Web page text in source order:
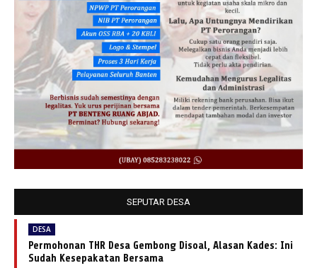
SEPUTAR DESA
DESA
Permohonan THR Desa Gembong Disoal, Alasan Kades: Ini
Sudah Kesepakatan Bersama